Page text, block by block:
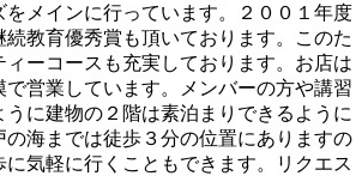
をメインに行っています。２００１年度
続教育優秀賞も頂いております。このた
ーコースも充実しております。お店は
で営業しています。メンバーの方や講習
に建物の２階は素泊まりできるように
の海までは徒歩３分の位置にありますの
に気軽に行くこともできます。リクエス